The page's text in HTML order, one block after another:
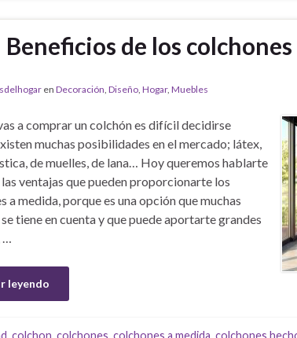
Beneficios de los
en Decoración, Diseño, Hogar, Muebles
a comprar un colchón es difícil decidirse
muchas posibilidades en el mercado; látex,
de muelles, de lana… Hoy queremos hablarte
ventajas que pueden proporcionarte los
a medida, porque es una opción que muchas
tiene en cuenta y que puede aportarte grandes
…
leyendo
, colchon, colchones, colchones a medida, colchones